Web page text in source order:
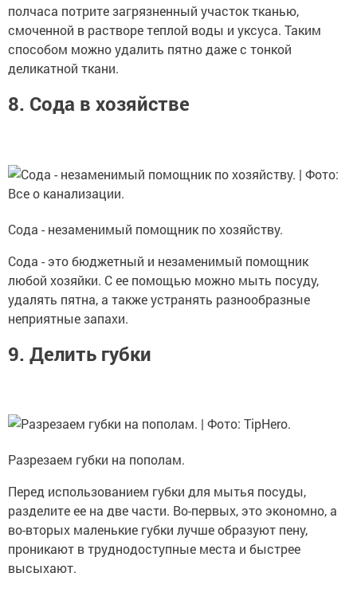
полчаса потрите загрязненный участок тканью,
смоченной в растворе теплой воды и уксуса. Таким
способом можно удалить пятно даже с тонкой
деликатной ткани.
8. Сода в хозяйстве
Сода - незаменимый помощник по хозяйству.
Сода - это бюджетный и незаменимый помощник
любой хозяйки. С ее помощью можно мыть посуду,
удалять пятна, а также устранять разнообразные
неприятные запахи.
9. Делить губки
Разрезаем губки на пополам.
Перед использованием губки для мытья посуды,
разделите ее на две части. Во-первых, это экономно, а
во-вторых маленькие губки лучше образуют пену,
проникают в труднодоступные места и быстрее
высыхают.